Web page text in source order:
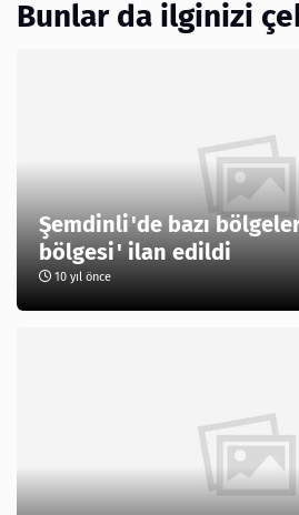
Bunlar da ilginizi
Şemdinli'de bazı
bölgesi' ilan edildi
10 yıl önce